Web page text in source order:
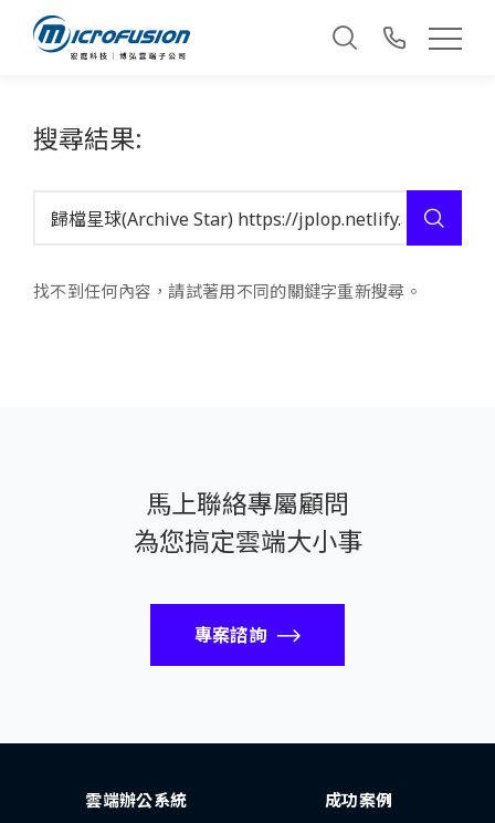
搜尋結果:
找不到任何內容，請試著用不同的關鍵字重新搜尋。
馬上聯絡專屬顧問
為您搞定雲端大小事
專案諮詢
雲端辦公系統 成功案例